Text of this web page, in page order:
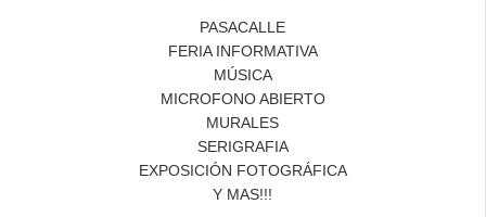
PASACALLE
FERIA INFORMATIVA
MÚSICA
MICROFONO ABIERTO
MURALES
SERIGRAFIA
EXPOSICIÓN FOTOGRÁFICA
Y MAS!!!